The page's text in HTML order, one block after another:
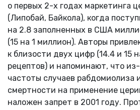
о первых 2-х годах маркетинга
(Липобай, Байкола), когда
на 2.8 заполненных в США
(15 на 1 миллион). Авторы
к близости двух цифр (14.4 и 15
рецептов) и напоминают, что
частоты случаев рабдомиолиза
смертности на применение
наложен запрет в 2001 году.